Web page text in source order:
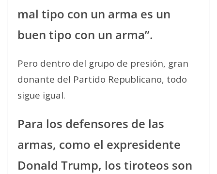
mal tipo con un arma es un
buen tipo con un arma”.
Pero dentro del grupo de presión, gran
donante del Partido Republicano, todo
sigue igual.
Para los defensores de las
armas, como el expresidente
Donald Trump, los tiroteos son